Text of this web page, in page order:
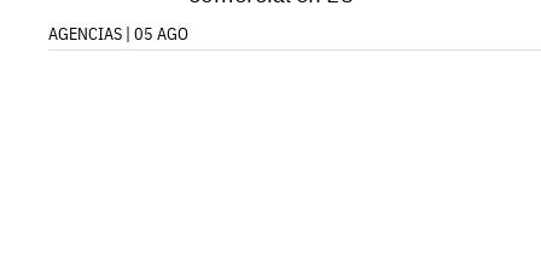
AGENCIAS | 05 AGO